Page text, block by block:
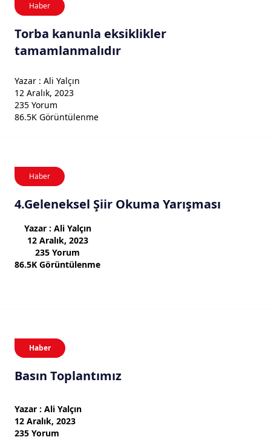
Haber
Torba kanunla eksiklikler
tamamlanmalıdır
Yazar : Ali Yalçın
12 Aralık, 2023
235 Yorum
86.5K Görüntülenme
Haber
4.Geleneksel Şiir Okuma Yarışması
Yazar : Ali Yalçın
12 Aralık, 2023
235 Yorum
86.5K Görüntülenme
Haber
Basın Toplantımız
Yazar : Ali Yalçın
12 Aralık, 2023
235 Yorum